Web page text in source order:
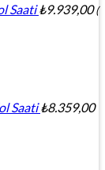
Saati ₺9.939,00 (
Saati ₺8.359,00